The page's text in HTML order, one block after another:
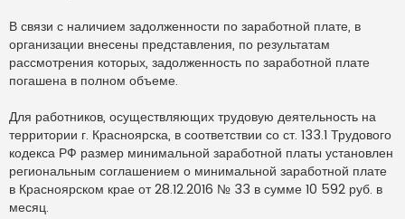
В связи с наличием задолженности по заработной плате, в
организации внесены представления, по результатам
рассмотрения которых, задолженность по заработной плате
погашена в полном объеме.
Для работников, осуществляющих трудовую деятельность на
территории г. Красноярска, в соответствии со ст. 133.1 Трудового
кодекса РФ размер минимальной заработной платы установлен
региональным соглашением о минимальной заработной плате
в Красноярском крае от 28.12.2016 № 33 в сумме 10 592 руб. в
месяц.